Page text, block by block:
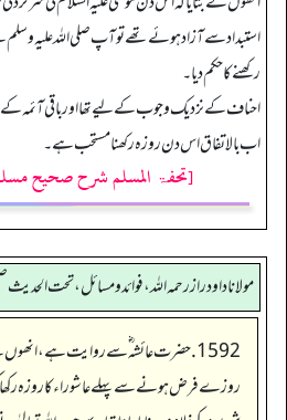
استبداد سے آزاد ہوئے تھے تو آپ صلی اللہ علیہ وسلم
رکھنے کا حکم دیا۔
احناف کے نزدیک وجوب کے لیے تھا اور باقی آئمہ
اب بالاتفاق اس دن روزہ رکھنا مستحب ہے۔
[تحفۃ المسلم شرح صحیح
مولانا داود راز رحمه الله، فوائد و مسائل، تحت الحديث
1592. حضرت عائشہ ؓ سے روایت ہے،
روزے فرض ہونے سے پہلے عاشوراء کا روزہ